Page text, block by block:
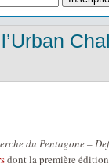
du Pentagone –
dont la première